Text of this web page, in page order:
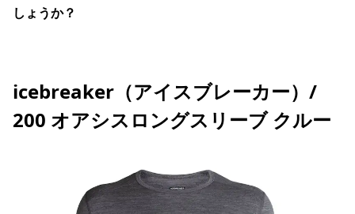
しょうか？
icebreaker（アイスブレーカー）/
200 オアシスロングスリーブ クルー